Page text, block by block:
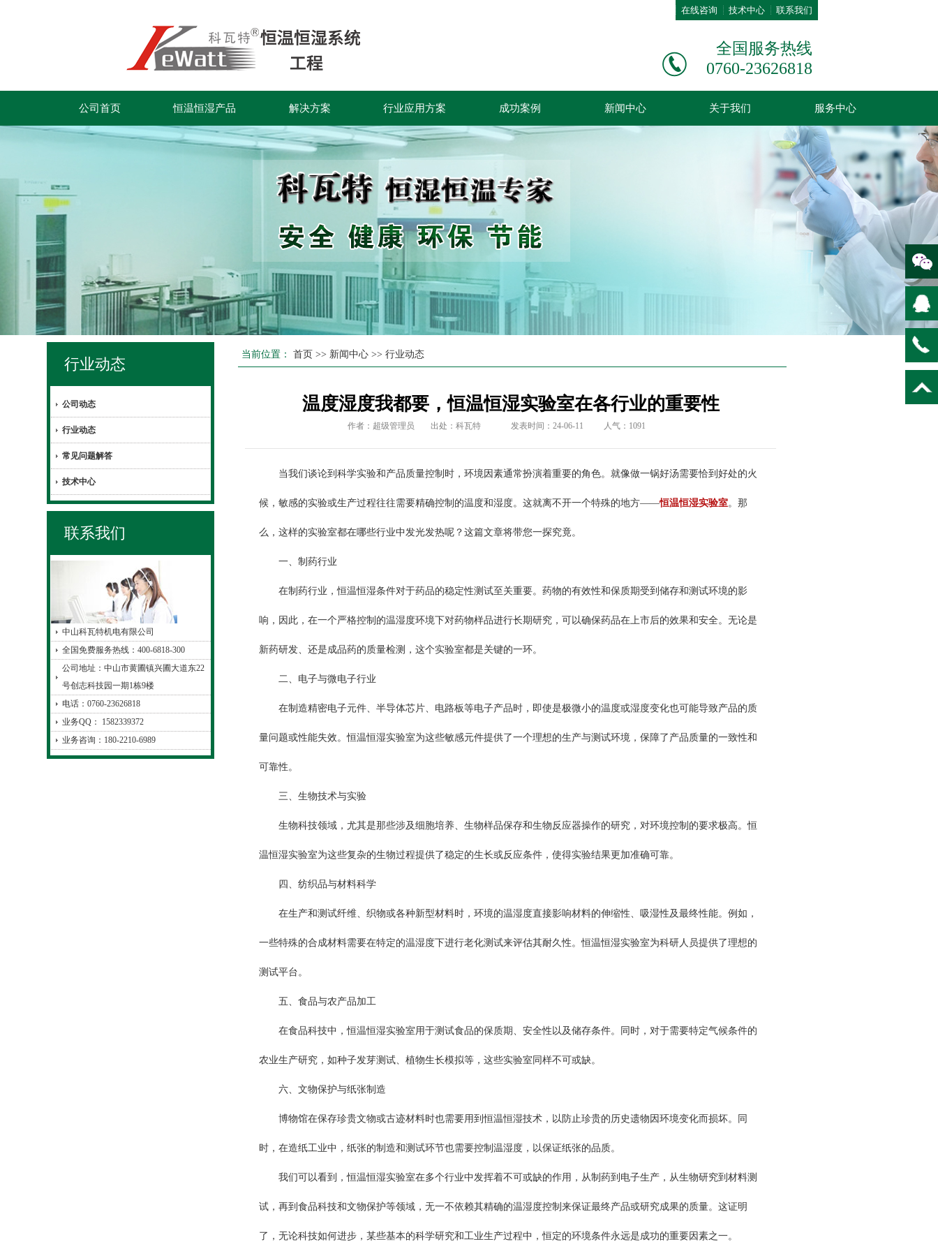
在线咨询 技术中心 联系我们
全国服务热线
0760-23626818
公司首页 恒温恒湿产品 解决方案 行业应用方案 成功案例 新闻中心 关于我们 服务中心
行业动态
公司动态
行业动态
常见问题解答
技术中心
联系我们
中山科瓦特机电有限公司
全国免费服务热线：400-6818-300
公司地址：中山市黄圃镇兴圃大道东22
号创志科技园一期1栋9楼
电话：0760-23626818
业务QQ： 1582339372
业务咨询：180-2210-6989
当前位置： 首页 >> 新闻中心 >>行业动态
温度湿度我都要，恒温恒湿实验室在各行业的重要性
作者：超级管理员 出处：科瓦特 发表时间：24-06-11 人气： 1091
当我们谈论到科学实验和产品质量控制时，环境因素通常扮演着重要的角色。就像做一锅好汤需要恰到好处的火
候，敏感的实验或生产过程往往需要精确控制的温度和湿度。这就离不开一个特殊的地方——恒温恒湿实验室。那
么，这样的实验室都在哪些行业中发光发热呢？这篇文章将带您一探究竟。
一、制药行业
在制药行业，恒温恒湿条件对于药品的稳定性测试至关重要。药物的有效性和保质期受到储存和测试环境的影
响，因此，在一个严格控制的温湿度环境下对药物样品进行长期研究，可以确保药品在上市后的效果和安全。无论是
新药研发、还是成品药的质量检测，这个实验室都是关键的一环。
二、电子与微电子行业
在制造精密电子元件、半导体芯片、电路板等电子产品时，即使是极微小的温度或湿度变化也可能导致产品的质
量问题或性能失效。恒温恒湿实验室为这些敏感元件提供了一个理想的生产与测试环境，保障了产品质量的一致性和
可靠性。
三、生物技术与实验
生物科技领域，尤其是那些涉及细胞培养、生物样品保存和生物反应器操作的研究，对环境控制的要求极高。恒
温恒湿实验室为这些复杂的生物过程提供了稳定的生长或反应条件，使得实验结果更加准确可靠。
四、纺织品与材料科学
在生产和测试纤维、织物或各种新型材料时，环境的温湿度直接影响材料的伸缩性、吸湿性及最终性能。例如，
一些特殊的合成材料需要在特定的温湿度下进行老化测试来评估其耐久性。恒温恒湿实验室为科研人员提供了理想的
测试平台。
五、食品与农产品加工
在食品科技中，恒温恒湿实验室用于测试食品的保质期、安全性以及储存条件。同时，对于需要特定气候条件的
农业生产研究，如种子发芽测试、植物生长模拟等，这些实验室同样不可或缺。
六、文物保护与纸张制造
博物馆在保存珍贵文物或古迹材料时也需要用到恒温恒湿技术，以防止珍贵的历史遗物因环境变化而损坏。同
时，在造纸工业中，纸张的制造和测试环节也需要控制温湿度，以保证纸张的品质。
我们可以看到，恒温恒湿实验室在多个行业中发挥着不可或缺的作用，从制药到电子生产，从生物研究到材料测
试，再到食品科技和文物保护等领域，无一不依赖其精确的温湿度控制来保证最终产品或研究成果的质量。这证明
了，无论科技如何进步，某些基本的科学研究和工业生产过程中，恒定的环境条件永远是成功的重要因素之一。